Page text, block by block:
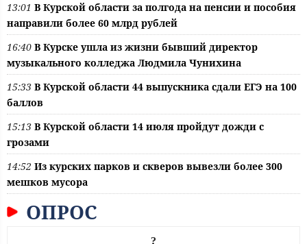
13:01 В Курской области за полгода на пенсии и пособия
направили более 60 млрд рублей
16:40 В Курске ушла из жизни бывший директор
музыкального колледжа Людмила Чунихина
15:33 В Курской области 44 выпускника сдали ЕГЭ на 100
баллов
15:13 В Курской области 14 июля пройдут дожди с
грозами
14:52 Из курских парков и скверов вывезли более 300
мешков мусора
ОПРОС
?